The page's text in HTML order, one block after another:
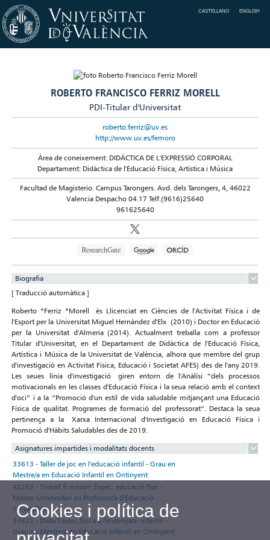
CASTELLANO ENGLISH
ROBERTO FRANCISCO FERRIZ MORELL
PDI-Titular d'Universitat
roberto.ferriz@uv.es
http://www.uv.es/femoro
Àrea de coneixement: DIDÀCTICA DE L'EXPRESSIÓ CORPORAL
Departament: Didàctica de l'Educació Física, Artística i Música
Facultad de Magisterio. Campus Tarongers. Avd. dels Tarongers, 4, 46022
Valencia Despacho 04.17 Telf.(9616)25640
961625640
Biografia
[ Traducció automàtica ]
Roberto *Ferriz *Morell és Llicenciat en Ciències de l'Activitat Física i de
l'Esport per la Universitat Miguel Hernández d'Elx (2010) i Doctor en Educació
per la Universitat d'Almeria (2014). Actualment treballa com a professor
Titular d'Universitat, en el Departament de Didàctica de l'Educació Física,
Artística i Música de la Universitat de València, alhora que membre del grup
d'investigació en Activitat Física, Educació i Societat AFES) des de l'any 2019.
Les seues línia d'investigació giren entorn de l'Anàlisi “dels processos
motivacionals en les classes d'Educació Física i la seua relació amb el context
d'oci” i a la “Promoció d'un estil de vida saludable mitjançant una Educació
Física de qualitat. Programes de formació del professorat”. Destaca la seua
pertinença a la Xarxa Internacional d'Investigació en Educació Física i
Promoció d'Hàbits Saludables des de 2019.
Asignatures impartides i modalitats docents
33613 - Taller de joc en l'educació infantil - Grau en
Mestre/a en Educació Infantil en Ontinyent
42252 - Treball fi màster: Espec. educació físic -
Màster Universitari en Professor/a d'Educació
Secundària
33622 - Didàct.educ.física a l'ensenyam infantil -
Grau en Mestre/a en Educació Infantil en Ontinyent
Cookies i política de